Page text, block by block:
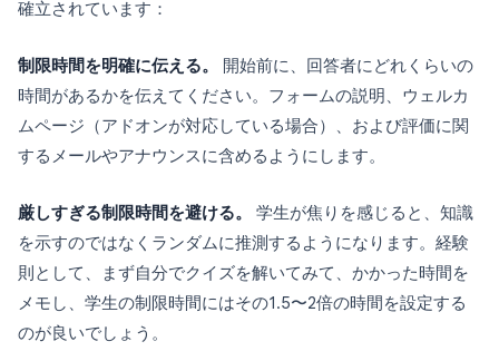
確立されています：
制限時間を明確に伝える。
開始前に、回答者にどれくらいの
時間があるかを伝えてください。フォームの説明、ウェルカ
ムページ（アドオンが対応している場合）、および評価に関
するメールやアナウンスに含めるようにします。
厳しすぎる制限時間を避ける。
学生が焦りを感じると、知識
を示すのではなくランダムに推測するようになります。経験
則として、まず自分でクイズを解いてみて、かかった時間を
メモし、学生の制限時間にはその1.5〜2倍の時間を設定する
のが良いでしょう。